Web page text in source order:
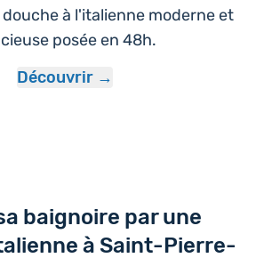
à l'italienne moderne et
posée en 48h.
Découvrir
baignoire par une
à Saint-Pierre-